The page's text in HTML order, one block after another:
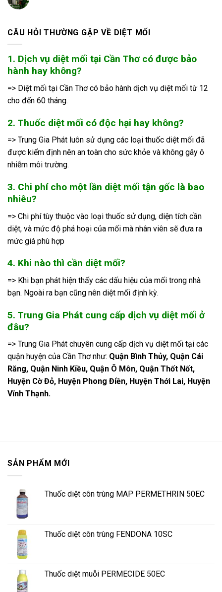
CÂU HỎI THƯỜNG GẶP VỀ DIỆT MỐI
1. Dịch vụ diệt mối tại Cần Thơ có được bảo
hành hay không?
=> Diệt mối tại Cần Thơ có bảo hành dịch vụ diệt mối từ 12
cho đến 60 tháng.
2. Thuốc diệt mối có độc hại hay không?
=> Trung Gia Phát luôn sử dụng các loại thuốc diệt mối đã
được kiểm định nên an toàn cho sức khỏe và không gây ô
nhiễm môi trường.
3. Chi phí cho một lần diệt mối tận gốc là bao
nhiêu?
=> Chi phí tùy thuộc vào loại thuốc sử dụng, diện tích cần
diệt, và mức độ phá hoại của mối mà nhân viên sẽ đưa ra
mức giá phù hợp
4. Khi nào thì cần diệt mối?
=> Khi bạn phát hiện thấy các dấu hiệu của mối trong nhà
bạn. Ngoài ra bạn cũng nên diệt mối định kỳ.
5. Trung Gia Phát cung cấp dịch vụ diệt mối ở
đâu?
=> Trung Gia Phát chuyên cung cấp dịch vụ diệt mối tại các
quận huyện của Cần Thơ như: Quận Bình Thủy, Quận Cái
Răng, Quận Ninh Kiều, Quận Ô Môn, Quận Thốt Nốt,
Huyện Cờ Đỏ, Huyện Phong Điền, Huyện Thới Lai, Huyện
Vĩnh Thạnh.
SẢN PHẨM MỚI
Thuốc diệt côn trùng MAP PERMETHRIN 50EC
Thuốc diệt côn trùng FENDONA 10SC
Thuốc diệt muỗi PERMECIDE 50EC